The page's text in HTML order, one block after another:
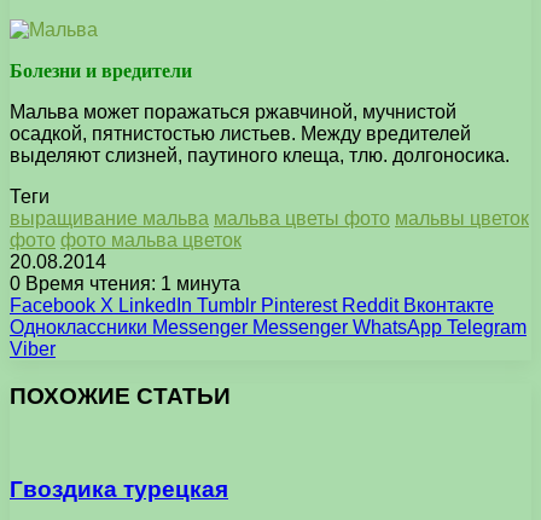
Болезни и вредители
Мальва может поражаться ржавчиной, мучнистой
осадкой, пятнистостью листьев. Между вредителей
выделяют слизней, паутиного клеща, тлю. долгоносика.
Теги
выращивание мальва мальва цветы фото мальвы цветок
фото фото мальва цветок
20.08.2014
0 Время чтения: 1 минута
Facebook X LinkedIn Tumblr Pinterest Reddit Вконтакте
Одноклассники Messenger Messenger WhatsApp Telegram
Viber
ПОХОЖИЕ СТАТЬИ
Гвоздика турецкая